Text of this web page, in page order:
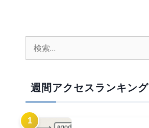
週間アクセスランキング